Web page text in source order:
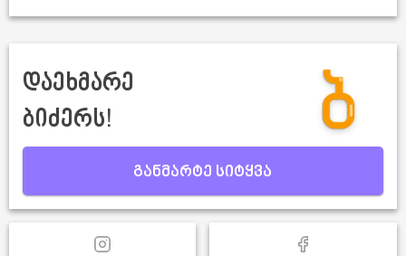
დაეხმარე
ბიძერს!
განმარტე სიტყვა